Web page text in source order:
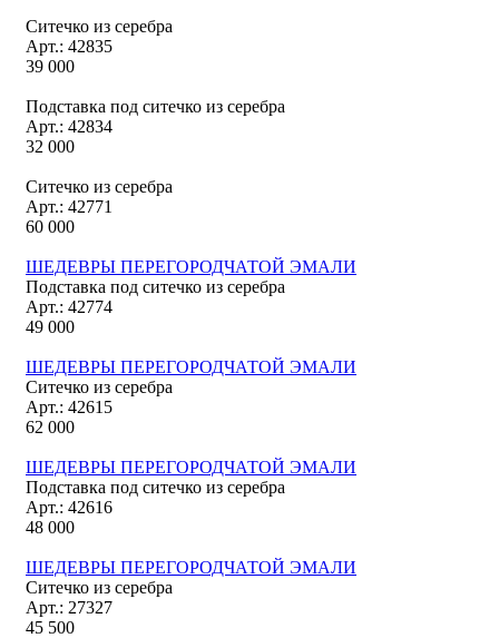
Ситечко из серебра
Арт.: 42835
39 000
Подставка под ситечко из серебра
Арт.: 42834
32 000
Ситечко из серебра
Арт.: 42771
60 000
ШЕДЕВРЫ ПЕРЕГОРОДЧАТОЙ ЭМАЛИ
Подставка под ситечко из серебра
Арт.: 42774
49 000
ШЕДЕВРЫ ПЕРЕГОРОДЧАТОЙ ЭМАЛИ
Ситечко из серебра
Арт.: 42615
62 000
ШЕДЕВРЫ ПЕРЕГОРОДЧАТОЙ ЭМАЛИ
Подставка под ситечко из серебра
Арт.: 42616
48 000
ШЕДЕВРЫ ПЕРЕГОРОДЧАТОЙ ЭМАЛИ
Ситечко из серебра
Арт.: 27327
45 500